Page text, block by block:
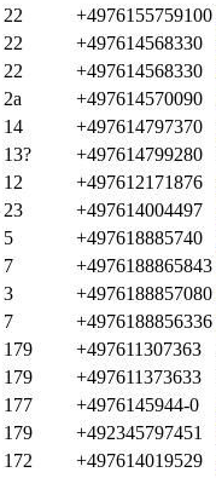
22 +4976155759100
22 +497614568330
22 +497614568330
2a +497614570090
14 +497614797370
13? +497614799280
12 +497612171876
23 +497614004497
5 +497618885740
7 +4976188865843
3 +4976188857080
7 +4976188856336
179 +497611307363
179 +497611373633
177 +4976145944-0
179 +492345797451
172 +497614019529